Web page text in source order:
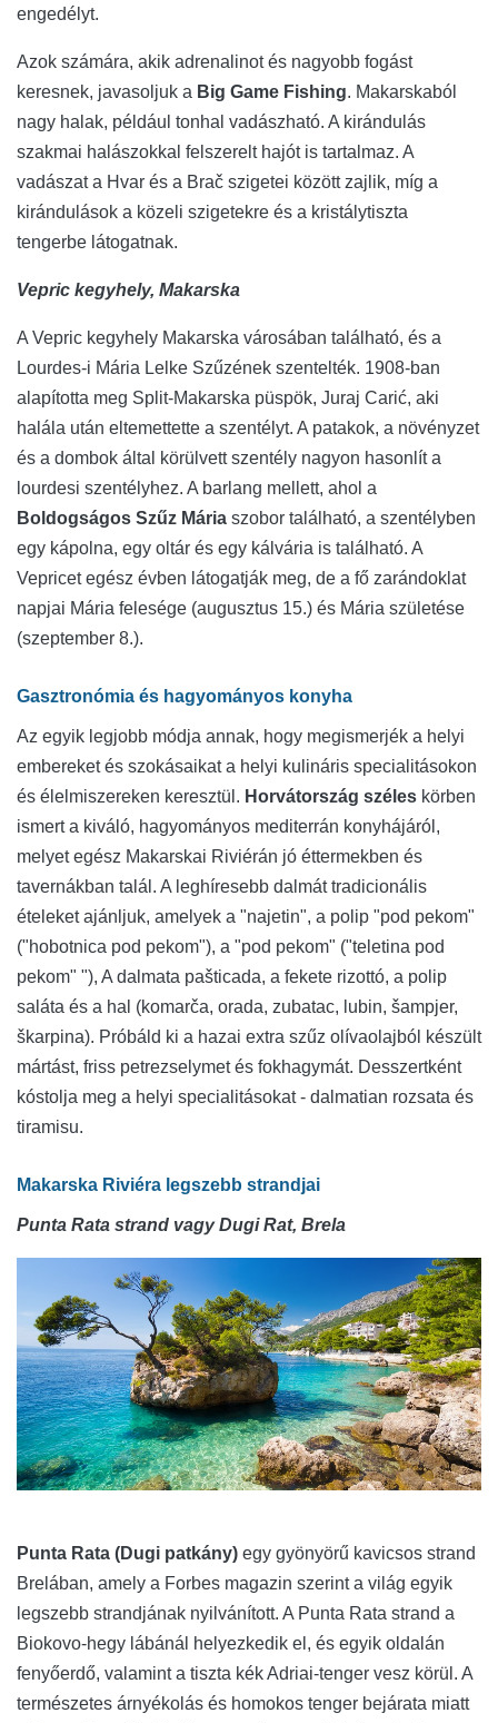
​​engedélyt.
Azok számára, akik adrenalinot és nagyobb fogást
keresnek, javasoljuk a Big Game Fishing. Makarskaból
nagy halak, például tonhal vadászható. A kirándulás
szakmai halászokkal felszerelt hajót is tartalmaz. A
vadászat a Hvar és a Brač szigetei között zajlik, míg a
kirándulások a közeli szigetekre és a kristálytiszta
tengerbe látogatnak.
Vepric kegyhely, Makarska
A Vepric kegyhely Makarska városában található, és a
Lourdes-i Mária Lelke Szűzének szentelték. 1908-ban
alapította meg Split-Makarska püspök, Juraj Carić, aki
halála után eltemettette a szentélyt. A patakok, a növényzet
és a dombok által körülvett szentély nagyon hasonlít a
lourdesi szentélyhez. A barlang mellett, ahol a
Boldogságos Szűz Mária szobor található, a szentélyben
egy kápolna, egy oltár és egy kálvária is található. A
Vepricet egész évben látogatják meg, de a fő zarándoklat
napjai Mária felesége (augusztus 15.) és Mária születése
(szeptember 8.).
Gasztronómia és hagyományos konyha
Az egyik legjobb módja annak, hogy megismerjék a helyi
embereket és szokásaikat a helyi kulináris specialitásokon
és élelmiszereken keresztül. Horvátország széles körben
ismert a kiváló, hagyományos mediterrán konyhájáról,
melyet egész Makarskai Riviérán jó éttermekben és
tavernákban talál. A leghíresebb dalmát tradicionális
ételeket ajánljuk, amelyek a "najetin", a polip "pod pekom"
("hobotnica pod pekom"), a "pod pekom" ("teletina pod
pekom" "), A dalmata pašticada, a fekete rizottó, a polip
saláta és a hal (komarča, orada, zubatac, lubin, šampjer,
škarpina). Próbáld ki a hazai extra szűz olívaolajból készült
mártást, friss petrezselymet és fokhagymát. Desszertként
kóstolja meg a helyi specialitásokat - dalmatian rozsata és
tiramisu.
Makarska Riviéra legszebb strandjai
Punta Rata strand vagy Dugi Rat, Brela
Punta Rata (Dugi patkány) egy gyönyörű kavicsos strand
Brelában, amely a Forbes magazin szerint a világ egyik
legszebb strandjának nyilvánított. A Punta Rata strand a
Biokovo-hegy lábánál helyezkedik el, és egyik oldalán
fenyőerdő, valamint a tiszta kék Adriai-tenger vesz körül. A
természetes árnyékolás és homokos tenger bejárata miatt